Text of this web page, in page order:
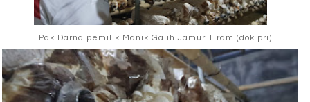
Pak Darna pemilik Manik Galih Jamur Tiram (dok.pri)